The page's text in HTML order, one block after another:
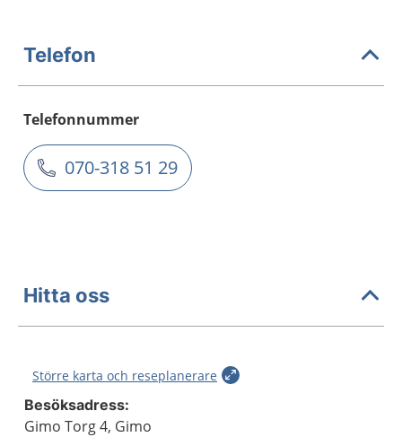
Telefon
Telefonnummer
070-318 51 29
Hitta oss
Större karta och reseplanerare
Besöksadress:
Gimo Torg 4, Gimo